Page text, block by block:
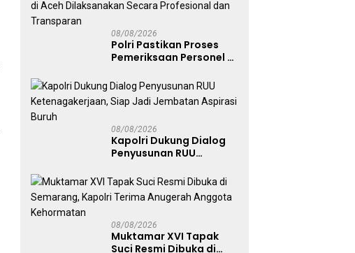
08/08/2026
Polri Pastikan Proses
Pemeriksaan Personel di
Secara Profesional dan
Transparan
08/08/2026
Kapolri Dukung Dialog
Penyusunan RUU
Jadi Jembatan Aspirasi
Buruh
08/08/2026
Muktamar XVI Tapak
Suci Resmi Dibuka di